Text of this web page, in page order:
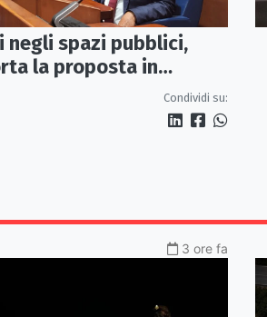
negli spazi pubblici,
la proposta in
«Una Calabria a misura
Condividi su:
3 ore fa